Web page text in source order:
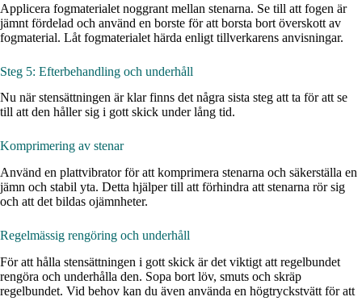
Applicera fogmaterialet noggrant mellan stenarna. Se till att fogen är
jämnt fördelad och använd en borste för att borsta bort överskott av
fogmaterial. Låt fogmaterialet härda enligt tillverkarens anvisningar.
Steg 5: Efterbehandling och underhåll
Nu när stensättningen är klar finns det några sista steg att ta för att se
till att den håller sig i gott skick under lång tid.
Komprimering av stenar
Använd en plattvibrator för att komprimera stenarna och säkerställa en
jämn och stabil yta. Detta hjälper till att förhindra att stenarna rör sig
och att det bildas ojämnheter.
Regelmässig rengöring och underhåll
För att hålla stensättningen i gott skick är det viktigt att regelbundet
rengöra och underhålla den. Sopa bort löv, smuts och skräp
regelbundet. Vid behov kan du även använda en högtryckstvätt för att